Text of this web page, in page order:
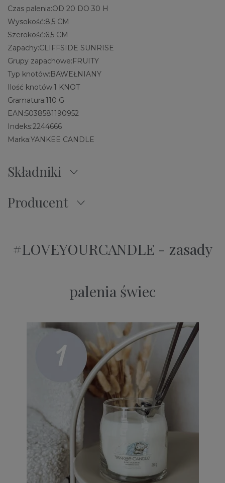
Czas palenia:OD 20 DO 30 H
Wysokość:8,5 CM
Szerokość:6,5 CM
Zapachy:CLIFFSIDE SUNRISE
Grupy zapachowe:FRUITY
Typ knotów:BAWEŁNIANY
Ilość knotów:1 KNOT
Gramatura:110 G
EAN:5038581190952
Indeks:2244666
Marka:YANKEE CANDLE
Składniki
Producent
#LOVEYOURCANDLE - zasady
palenia świec